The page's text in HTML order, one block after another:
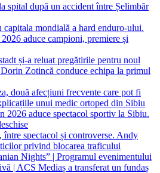
spital după un accident între Șelimbăr
mondială a hard enduro-ului.
aduce campioni, premiere și
și-a reluat pregătirile pentru noul
Zotincă conduce echipa la primul
două afecțiuni frecvente care pot fi
unui medic ortoped din Sibiu
2026 aduce spectacol sportiv la Sibiu.
spectacol și controverse. Andy
privind blocarea traficului
Nights” | Programul evenimentului
| ACS Mediaș a transferat un fundaș